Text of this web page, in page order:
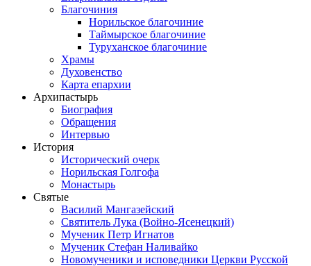
Благочиния
Норильское благочиние
Таймырское благочиние
Туруханское благочиние
Храмы
Духовенство
Карта епархии
Архипастырь
Биография
Обращения
Интервью
История
Исторический очерк
Норильская Голгофа
Монастырь
Святые
Василий Мангазейский
Святитель Лука (Войно-Ясенецкий)
Мученик Петр Игнатов
Мученик Стефан Наливайко
Новомученики и исповедники Церкви Русской